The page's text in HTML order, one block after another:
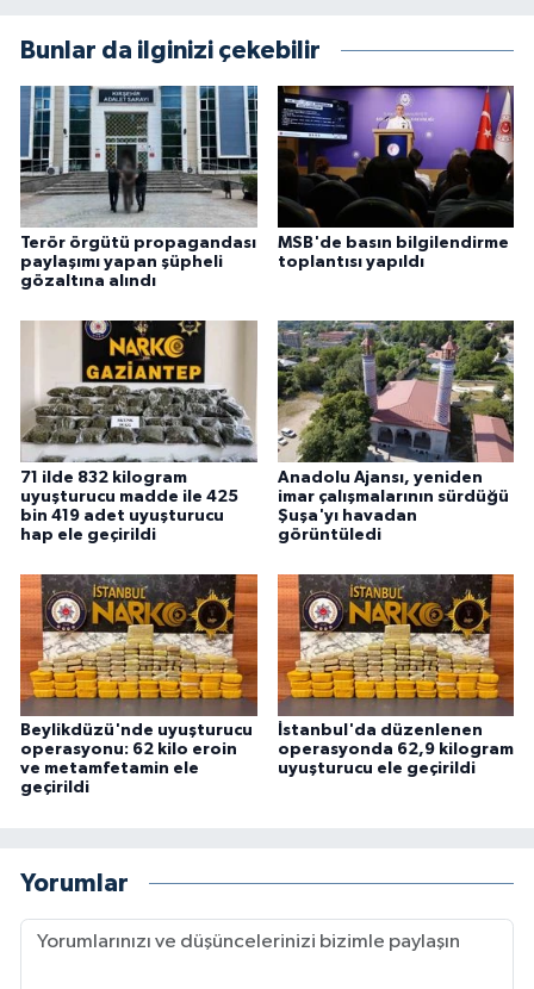
Bunlar da ilginizi çekebilir
Terör örgütü propagandası
paylaşımı yapan şüpheli
gözaltına alındı
MSB'de basın bilgilendirme
toplantısı yapıldı
71 ilde 832 kilogram
uyuşturucu madde ile 425
bin 419 adet uyuşturucu
hap ele geçirildi
Anadolu Ajansı, yeniden
imar çalışmalarının sürdüğü
Şuşa'yı havadan
görüntüledi
Beylikdüzü'nde uyuşturucu
operasyonu: 62 kilo eroin
ve metamfetamin ele
geçirildi
İstanbul'da düzenlenen
operasyonda 62,9 kilogram
uyuşturucu ele geçirildi
Yorumlar